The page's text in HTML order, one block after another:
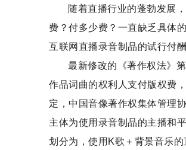
随着直播行业的蓬勃发展
费？付多少费？一直缺乏具体
互联网直播录音制品的试行付酬
最新修改的《著作权法》
作品词曲的权利人支付版权费
定，中国音像著作权集体管理
主体为使用录音制品的主播和
划分为，使用K歌＋背景音乐